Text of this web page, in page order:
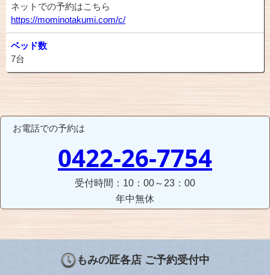
ネットでの予約はこちら
https://mominotakumi.com/c/
ベッド数
7台
お電話での予約は
0422-26-7754
受付時間：10：00～23：00
年中無休
もみの匠各店 ご予約受付中